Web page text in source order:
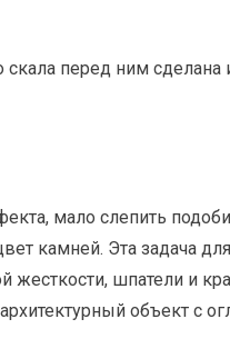
перед ним сделана
мало слепить
камней. Эта задача
жесткости, шпатели и
объект с